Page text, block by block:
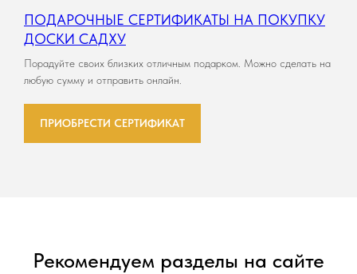
ПОДАРОЧНЫЕ СЕРТИФИКАТЫ НА ПОКУПКУ
ДОСКИ САДХУ
Порадуйте своих близких отличным подарком. Можно сделать на
любую сумму и отправить онлайн.
ПРИОБРЕСТИ СЕРТИФИКАТ
Рекомендуем разделы на сайте